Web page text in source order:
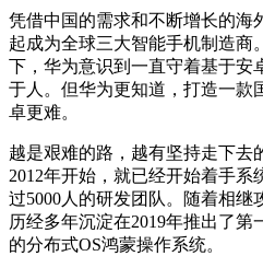
凭借中国的需求和不断增长的海
起成为全球三大智能手机制造商
下，华为意识到一直守着基于安
于人。但华为更知道，打造一款
卓更难。
越是艰难的路，越有坚持走下去
2012年开始，就已经开始着手系
过5000人的研发团队。随着相继
历经多年沉淀在2019年推出了
的分布式OS鸿蒙操作系统。